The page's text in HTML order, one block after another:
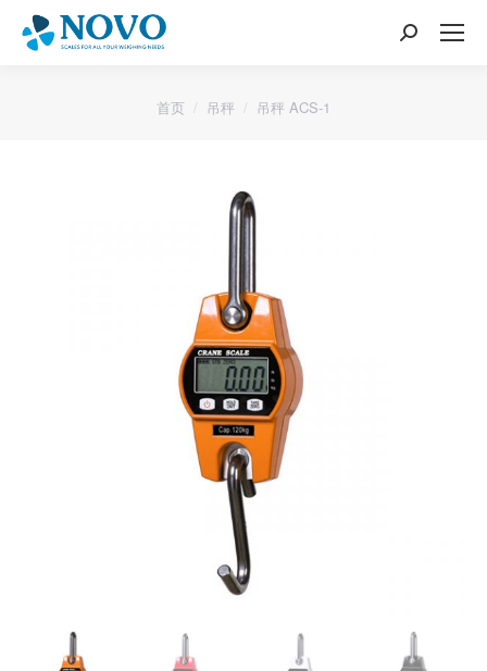
搜
您的位置：
首页 吊秤 吊秤 ACS-1